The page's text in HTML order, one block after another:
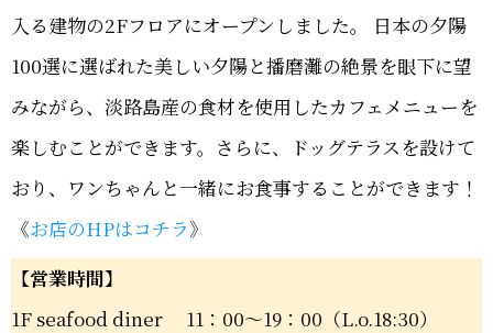
入る建物の2Fフロアにオープンしました。 日本の夕陽
100選に選ばれた美しい夕陽と播磨灘の絶景を眼下に望
みながら、淡路島産の食材を使用したカフェメニューを
楽しむことができます。さらに、ドッグテラスを設けて
おり、ワンちゃんと一緒にお食事することができます！
《お店のHPはコチラ》
【営業時間】
1F seafood diner 11：00～19：00（L.o.18:30）